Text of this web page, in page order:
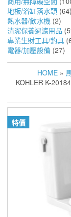
地板/浴缸落水頭 (64)
熱水器/飲水機 (2)
清潔保養過濾用品
專業生財工具/釣具
電器/加壓設備 (27)
HOME »
KOHLER K-
特價